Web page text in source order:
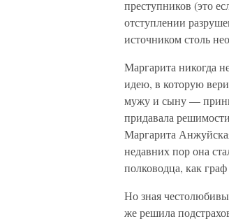
преступников (это
отступлении
источником столь
Маргарита никогда
идею, в которую
мужу и сыну —
придавала
Маргарита
недавних пор она
полководца, как
Но зная
же решила